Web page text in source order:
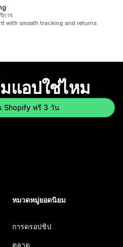
การ
with smooth tracking and returns
แอปใช่ไหม
Shopify ฟรี 3 วัน
หมวดหมู่ยอดนิยม
การดรอปชิป
ตลาด